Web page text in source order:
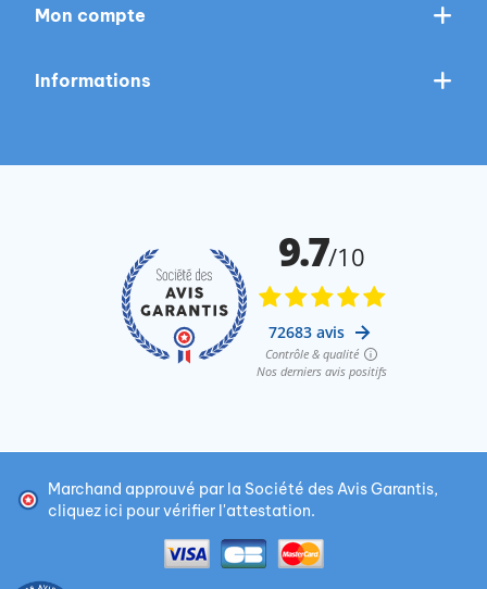
Mon compte
Informations
Marchand approuvé par la Société des Avis Garantis,
cliquez ici pour vérifier l'attestation.